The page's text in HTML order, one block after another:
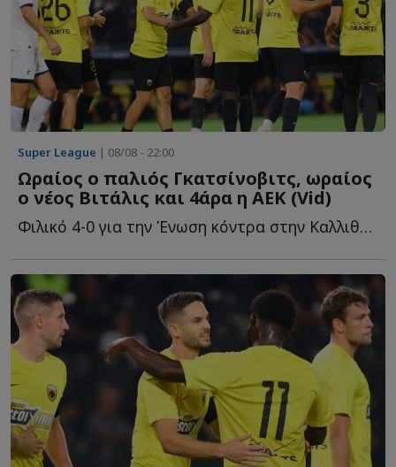
Super League | 08/08 - 22:00
Ωραίος ο παλιός Γκατσίνοβιτς, ωραίος
ο νέος Βιτάλις και 4άρα η ΑΕΚ (Vid)
Φιλικό 4-0 για την Ένωση κόντρα στην Καλλιθέα, λίγες η...